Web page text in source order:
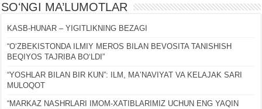
SOʻNGI MA’LUMOTLAR
KASB-HUNAR – YIGITLIKNING BEZAGI
“OʻZBEKISTONDA ILMIY MEROS BILAN BEVOSITA TANISHISH
BEQIYOS TAJRIBA BOʻLDI”
“YOSHLAR BILAN BIR KUN”: ILM, MAʼNAVIYAT VA KELAJAK SARI
MULOQOT
“MARKAZ NASHRLARI IMOM-XATIBLARIMIZ UCHUN ENG YAQIN